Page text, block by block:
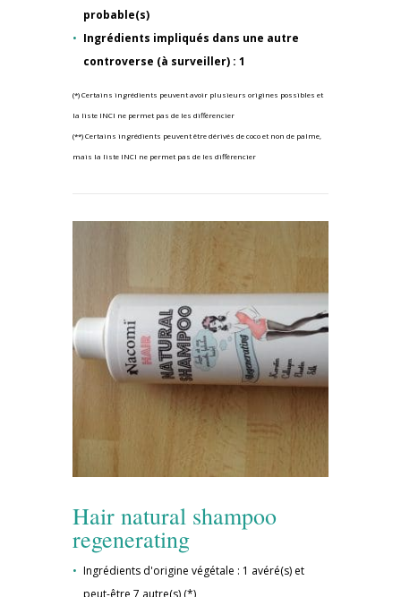
probable(s)
Ingrédients impliqués dans une autre
controverse (à surveiller) : 1
(*) Certains ingrédients peuvent avoir plusieurs origines possibles et
la liste INCI ne permet pas de les différencier
(**) Certains ingrédients peuvent être dérivés de coco et non de palme,
mais la liste INCI ne permet pas de les différencier
Hair natural shampoo
regenerating
Ingrédients d'origine végétale : 1 avéré(s) et